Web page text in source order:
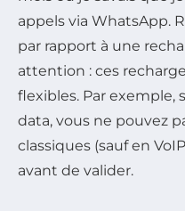
appels via WhatsApp.
par rapport à une
attention : ces
flexibles. Par exemple,
data, vous ne pouvez
classiques (sauf en
avant de valider.